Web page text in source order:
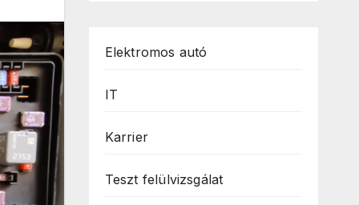
Elektromos autó
IT
Karrier
Teszt felülvizsgálat